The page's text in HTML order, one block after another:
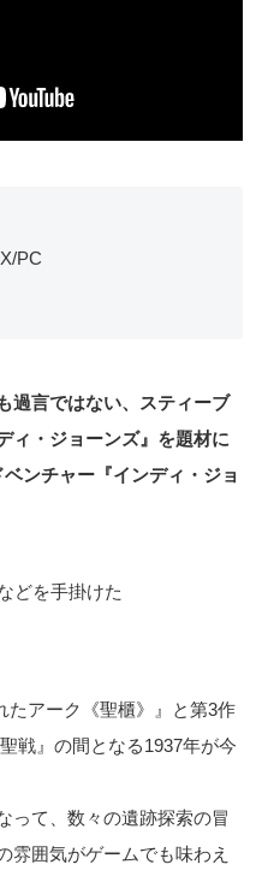
PC
過言ではない、スティーブ
ィ・ジョーンズ』を題材に
ンチャー『インディ・ジョ
どを手掛けた
たアーク《聖櫃》』と第3作
戦』の間となる1937年が今
って、数々の遺跡探索の冒
雰囲気がゲームでも味わえ